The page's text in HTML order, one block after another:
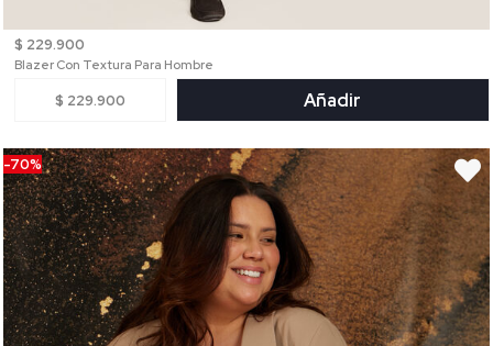
$ 229.900
Blazer Con Textura Para Hombre
$ 229.900 Añadir
-70%